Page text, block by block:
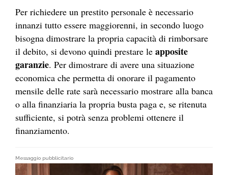
Per richiedere un prestito personale è necessario
innanzi tutto essere maggiorenni, in secondo luogo
bisogna dimostrare la propria capacità di rimborsare
il debito, si devono quindi prestare le apposite
garanzie. Per dimostrare di avere una situazione
economica che permetta di onorare il pagamento
mensile delle rate sarà necessario mostrare alla banca
o alla finanziaria la propria busta paga e, se ritenuta
sufficiente, si potrà senza problemi ottenere il
finanziamento.
Messaggio pubblicitario